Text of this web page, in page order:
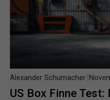
US Box Finne Test:
Alexander Schumacher